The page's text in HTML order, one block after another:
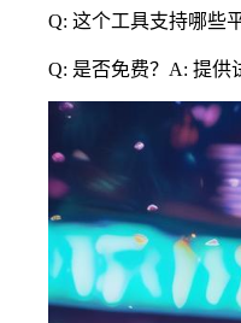
Q: 这个工具支持哪些
Q: 是否免费？A: 提供